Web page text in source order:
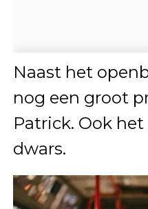
Naast het
nog een groot
Patrick. Ook
dwars.